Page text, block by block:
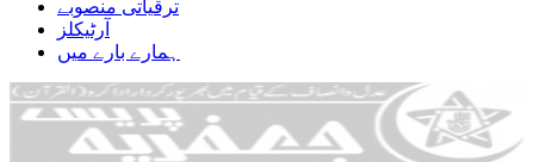
ترقیاتی منصوبے
آرٹیکلز
ہمارے بارے میں